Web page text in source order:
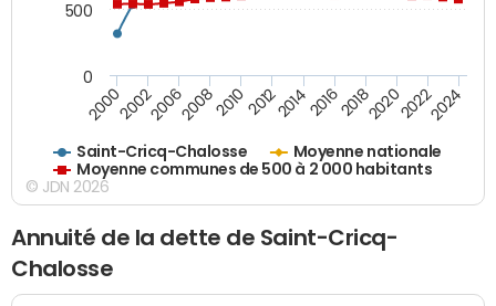
Saint-Cricq-Chalosse
Moyenne nationale
Moyenne communes de 500 à 2 000 habitants
200020022006200820102012201420162018202020222024
0
500
© JDN 2026
Annuité de la dette de Saint-Cricq-
Chalosse